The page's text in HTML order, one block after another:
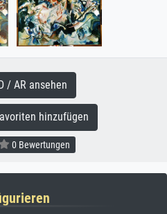
/ AR ansehen
hinzufügen
0 Bewertungen